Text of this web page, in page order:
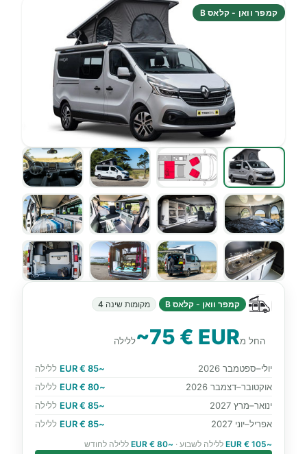
קמפר וואן - קלאס B
קמפר וואן - קלאס B מקומות שינה 4
החל מ~75 € EURללילה
יולי–ספטמבר 2026 ~85 € EUR
ללילה
אוקטובר–דצמבר 2026
~80 € EUR
ללילה
ינואר–מרץ 2027
~85 € EUR
ללילה
אפריל–יוני 2027
~85 € EUR ללילה
~105 € EUR ללילה לשבוע · ~80 € EUR ללילה לחודש